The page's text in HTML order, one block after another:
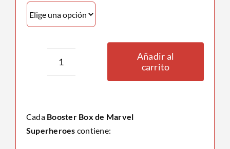
Play
Marvel
Superheroes
Añadir al
carrito
Cada Booster Box de Marvel
Superheroes contiene: